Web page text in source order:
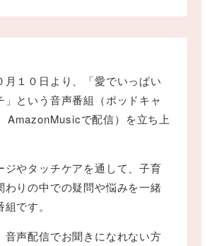
月１０日より、「愛でいっぱい
」という音声番組（ポッドキャ
AmazonMusicで配信）を立ち上
ジやタッチケアを通して、子育
わりの中での疑問や悩みを一緒
です。
音声配信でお聞きになれない方